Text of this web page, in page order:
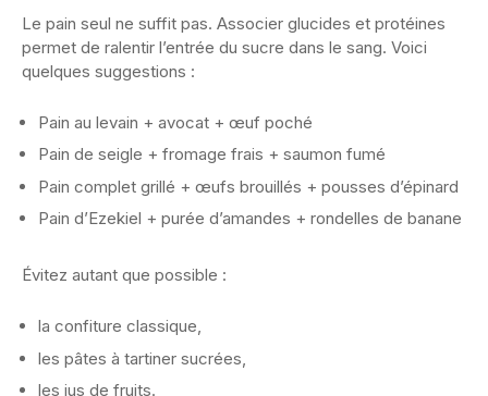
Le pain seul ne suffit pas. Associer glucides et protéines
permet de ralentir l’entrée du sucre dans le sang. Voici
quelques suggestions :
Pain au levain + avocat + œuf poché
Pain de seigle + fromage frais + saumon fumé
Pain complet grillé + œufs brouillés + pousses d’épinard
Pain d’Ezekiel + purée d’amandes + rondelles de banane
Évitez autant que possible :
la confiture classique,
les pâtes à tartiner sucrées,
les jus de fruits.